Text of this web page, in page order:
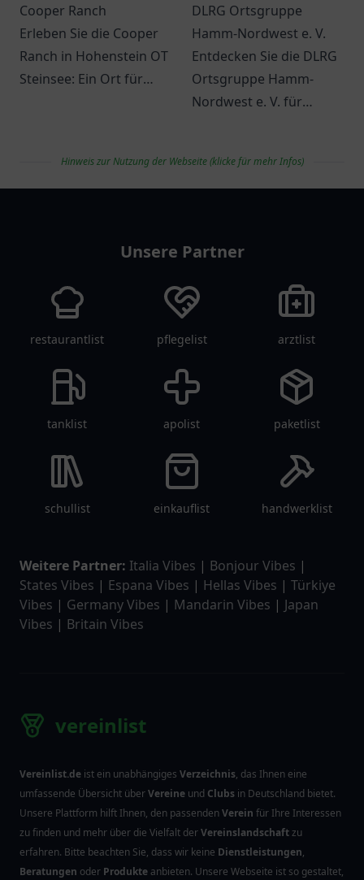
Cooper Ranch
Erleben Sie die Cooper
Ranch in Hohenstein OT
Steinsee: Ein Ort für
Familie.
DLRG Ortsgruppe
Hamm-Nordwest e. V.
Entdecken Sie die DLRG
Ortsgruppe Hamm-
Nordwest e. V. für
Wassersportaktivitäten.
Informationen zu
Hinweis zur Nutzung der Webseite (klicke für mehr Infos)
Unsere Partner
restaurantlist pflegelist arztlist
tanklist apolist paketlist
schullist einkauflist handwerklist
Weitere Partner: Italia Vibes | Bonjour Vibes |
States Vibes | Espana Vibes | Hellas Vibes | Türkiye
Vibes | Germany Vibes | Mandarin Vibes | Japan
Vibes | Britain Vibes
vereinlist
Vereinlist.de ist ein unabhängiges Verzeichnis, das Ihnen eine
umfassende Übersicht überVereine und Clubs in Deutschland bietet.
Unsere Plattform hilft Ihnen, den passendenVerein für Ihre Interessen
zu finden und mehr über die Vielfalt derVereinslandschaftzu
erfahren. Bitte beachten Sie, dass wir keine Dienstleistungen,
Beratungen oder Produkte anbieten. Unsere Webseite ist so gestaltet,